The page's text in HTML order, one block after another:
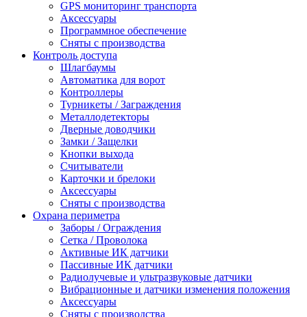
GPS мониторинг транспорта
Аксессуары
Программное обеспечение
Сняты с производства
Контроль доступа
Шлагбаумы
Автоматика для ворот
Контроллеры
Турникеты / Заграждения
Металлодетекторы
Дверные доводчики
Замки / Защелки
Кнопки выхода
Считыватели
Карточки и брелоки
Аксессуары
Сняты с производства
Охрана периметра
Заборы / Ограждения
Сетка / Проволока
Активные ИК датчики
Пассивные ИК датчики
Радиолучевые и ультразвуковые датчики
Вибрационные и датчики изменения положения
Аксессуары
Сняты с производства